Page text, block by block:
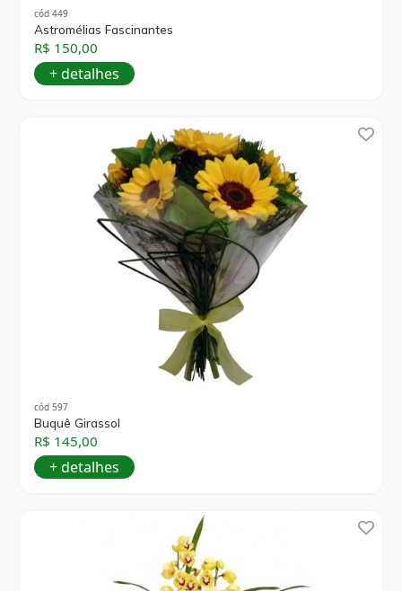
cód 449
Astromélias Fascinantes
R$ 150,00
+ detalhes
cód 597
Buquê Girassol
R$ 145,00
+ detalhes